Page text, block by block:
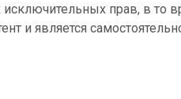
прав, в то
и является